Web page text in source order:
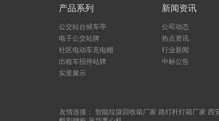
产品系列
公交站台候车亭
电子公交站牌
社区电动车充电棚
出租车招停站牌
实景展示
新闻资讯
公司动态
热点资讯
行业新闻
中标公告
友情连接： 智能垃圾回收箱厂家 路灯杆灯箱厂家 西